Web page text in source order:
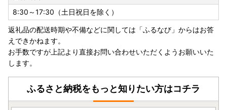
8:30～17:30（土日祝日を除く）
返礼品の配送時期や不備などに関しては「ふるなび」からはお答
えできかねます。
お手数ですが上記より直接お問い合わせいただくようお願いいた
します。
ふるさと納税をもっと知りたい方はコチラ